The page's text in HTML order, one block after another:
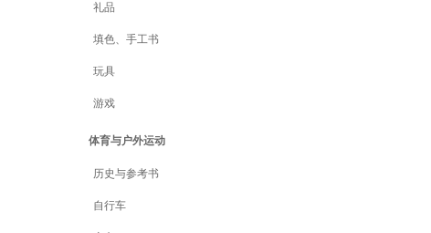
礼品
填色、手工书
玩具
游戏
体育与户外运动
历史与参考书
自行车